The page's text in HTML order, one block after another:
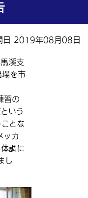
日 2019年08月08日
溪支
場を市
習の
いう
とな
ッカ
調に
し